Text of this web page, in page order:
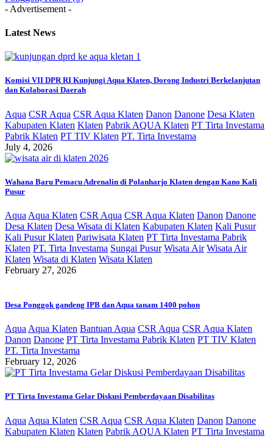
- Advertisement -
Latest News
Komisi VII DPR RI Kunjungi Aqua Klaten, Dorong Industri Berkelanjutan
dan Kolaborasi Daerah
Aqua CSR Aqua CSR Aqua Klaten Danon Danone Desa Klaten
Kabupaten Klaten Klaten Pabrik AQUA Klaten PT Tirta Investama
Pabrik Klaten PT TIV Klaten PT. Tirta Investama
July 4, 2026
Wahana Baru Pemacu Adrenalin di Polanharjo Klaten dengan Kano Kali
Pusur
Aqua Aqua Klaten CSR Aqua CSR Aqua Klaten Danon Danone
Desa Klaten Desa Wisata di Klaten Kabupaten Klaten Kali Pusur
Kali Pusur Klaten Pariwisata Klaten PT Tirta Investama Pabrik
Klaten PT. Tirta Investama Sungai Pusur Wisata Air Wisata Air
Klaten Wisata di Klaten Wisata Klaten
February 27, 2026
Desa Ponggok gandeng IPB dan Aqua tanam 1400 pohon
Aqua Aqua Klaten Bantuan Aqua CSR Aqua CSR Aqua Klaten
Danon Danone PT Tirta Investama Pabrik Klaten PT TIV Klaten
PT. Tirta Investama
February 12, 2026
PT Tirta Investama Gelar Diskusi Pemberdayaan Disabilitas
Aqua Aqua Klaten CSR Aqua CSR Aqua Klaten Danon Danone
Kabupaten Klaten Klaten Pabrik AQUA Klaten PT Tirta Investama